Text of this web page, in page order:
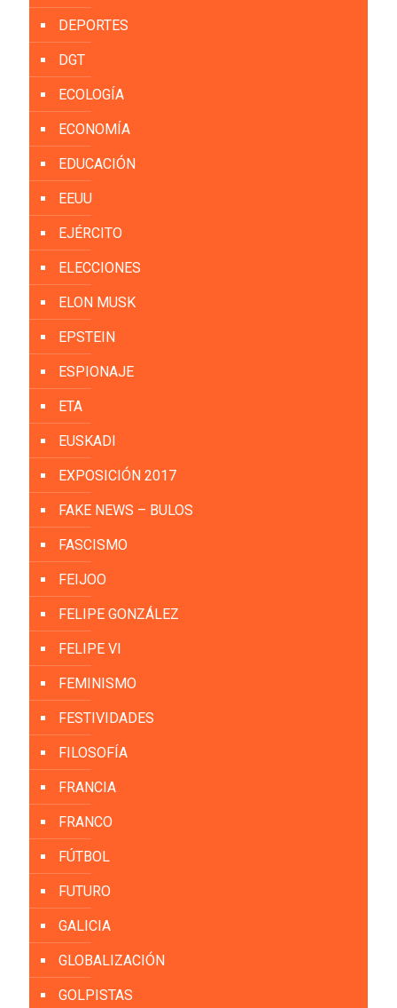
DEPORTES
DGT
ECOLOGÍA
ECONOMÍA
EDUCACIÓN
EEUU
EJÉRCITO
ELECCIONES
ELON MUSK
EPSTEIN
ESPIONAJE
ETA
EUSKADI
EXPOSICIÓN 2017
FAKE NEWS – BULOS
FASCISMO
FEIJOO
FELIPE GONZÁLEZ
FELIPE VI
FEMINISMO
FESTIVIDADES
FILOSOFÍA
FRANCIA
FRANCO
FÚTBOL
FUTURO
GALICIA
GLOBALIZACIÓN
GOLPISTAS